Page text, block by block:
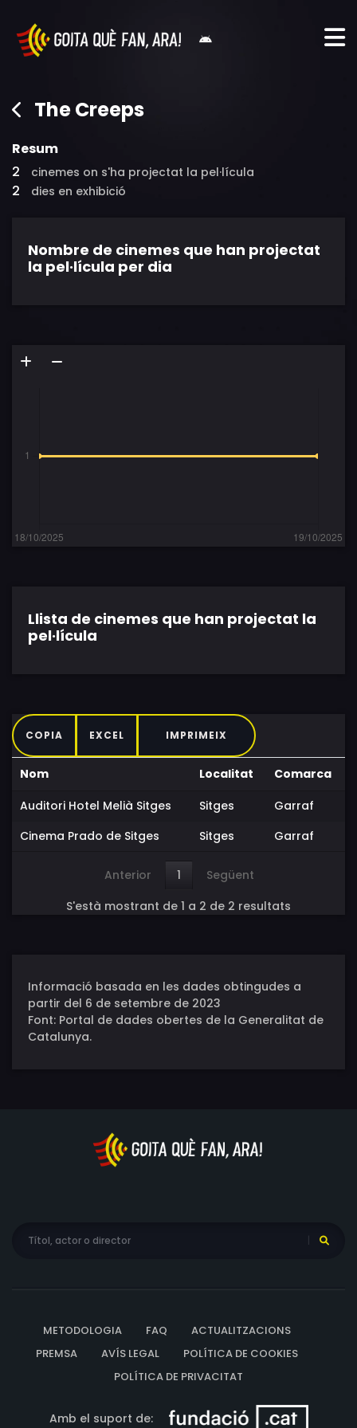
The Creeps
Resum
2
cinemes on s'ha projectat la pel·lícula
2 dies en exhibició
Nombre de cinemes que han projectat
la pel·lícula per dia
Llista de cinemes que han projectat la
pel·lícula
COPIA EXCEL IMPRIMEIX
Nom Localitat
Comarca
Auditori Hotel Melià Sitges
Sitges
Garraf
Cinema Prado de Sitges
Sitges Garraf
Anterior 1
Següent
S'està mostrant de 1 a 2 de 2 resultats
Informació basada en les dades obtingudes a
partir del 6 de setembre de 2023
Font: Portal de dades obertes de la Generalitat de
Catalunya.
METODOLOGIA FAQ
ACTUALITZACIONS
PREMSA
AVÍS LEGAL
POLÍTICA DE COOKIES
POLÍTICA DE PRIVACITAT
Amb el suport de: